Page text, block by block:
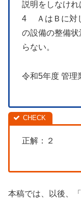
説明をしなけれ
4 ＡはＢに対
の設備の整備
らない。
令和5年度 管理
正解：２
本稿では、以後、